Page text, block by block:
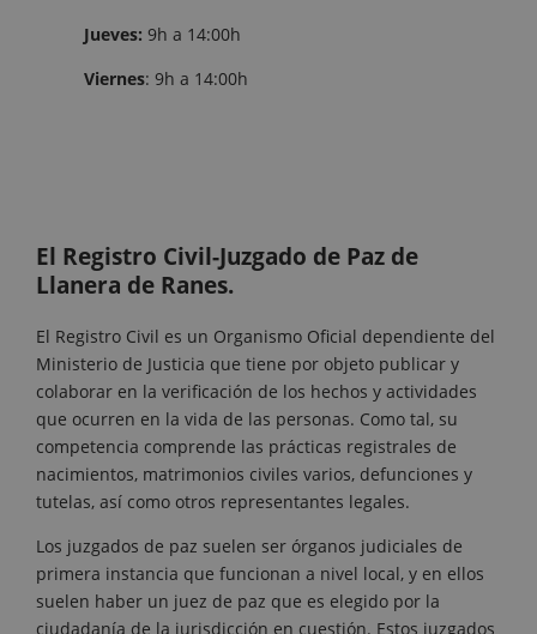
Jueves: 9h a 14:00h
Viernes: 9h a 14:00h
El Registro Civil-Juzgado de Paz de
Llanera de Ranes.
El Registro Civil es un Organismo Oficial dependiente del
Ministerio de Justicia que tiene por objeto publicar y
colaborar en la verificación de los hechos y actividades
que ocurren en la vida de las personas. Como tal, su
competencia comprende las prácticas registrales de
nacimientos, matrimonios civiles varios, defunciones y
tutelas, así como otros representantes legales.
Los juzgados de paz suelen ser órganos judiciales de
primera instancia que funcionan a nivel local, y en ellos
suelen haber un juez de paz que es elegido por la
ciudadanía de la jurisdicción en cuestión. Estos juzgados